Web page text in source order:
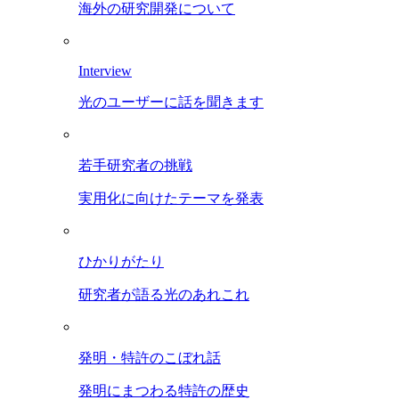
海外の研究開発について
Interview
光のユーザーに話を聞きます
若手研究者の挑戦
実用化に向けたテーマを発表
ひかりがたり
研究者が語る光のあれこれ
発明・特許のこぼれ話
発明にまつわる特許の歴史